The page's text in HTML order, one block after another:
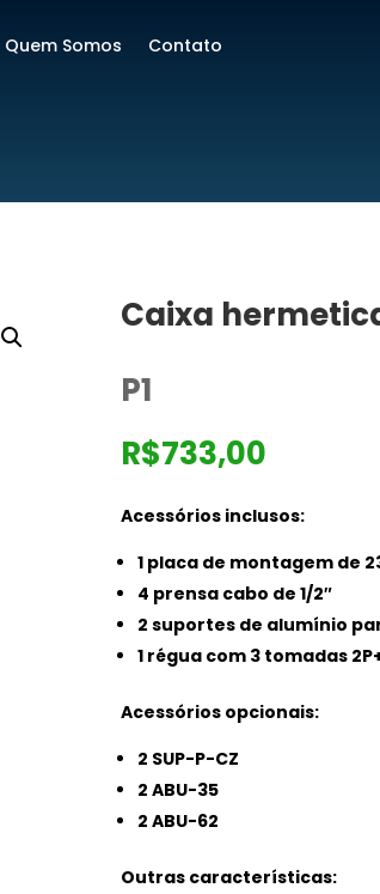
Quem Somos Contato
Caixa
P1
R$733,00
Acessórios inclusos:
1 placa de montagem de
4 prensa cabo de 1/2″
2 suportes de alumínio
1 régua com 3 tomadas
Acessórios opcionais:
2 SUP-P-CZ
2 ABU-35
2 ABU-62
Outras características: